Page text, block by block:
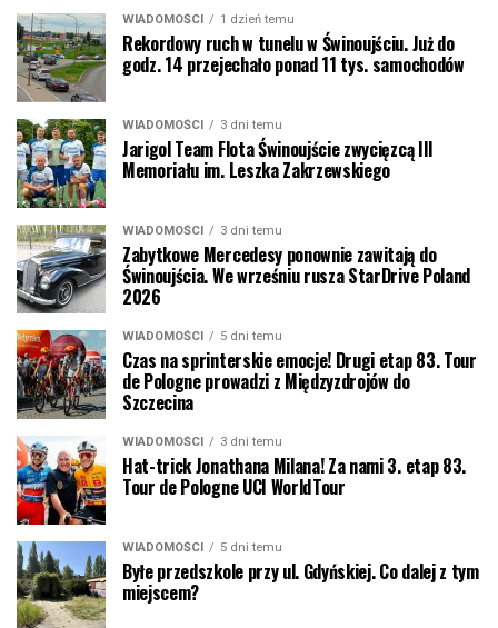
WIADOMOŚCI 1 dzień temu
Rekordowy ruch w tunelu w Świnoujściu. Już do
godz. 14 przejechało ponad 11 tys. samochodów
WIADOMOŚCI 3 dni temu
Jarigol Team Flota Świnoujście zwycięzcą III
Memoriału im. Leszka Zakrzewskiego
WIADOMOŚCI 3 dni temu
Zabytkowe Mercedesy ponownie zawitają do
Świnoujścia. We wrześniu rusza StarDrive Poland
2026
WIADOMOŚCI 5 dni temu
Czas na sprinterskie emocje! Drugi etap 83. Tour
de Pologne prowadzi z Międzyzdrojów do
Szczecina
WIADOMOŚCI 3 dni temu
Hat-trick Jonathana Milana! Za nami 3. etap 83.
Tour de Pologne UCI WorldTour
WIADOMOŚCI 5 dni temu
Byłe przedszkole przy ul. Gdyńskiej. Co dalej z tym
miejscem?